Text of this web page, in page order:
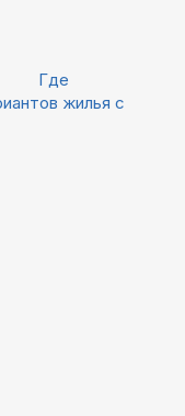
Где
жилья с